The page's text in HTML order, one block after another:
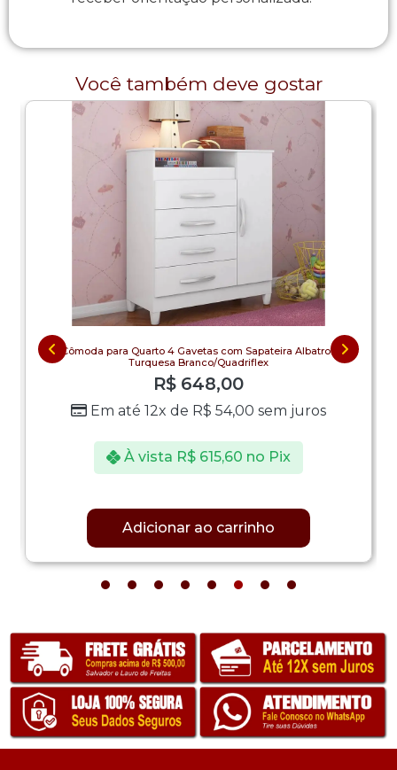
Você também deve gostar
Cômoda para Quarto 4 Gavetas com Sapateira Albatroz
Turquesa Branco/Quadriflex
R$ 648,00
Em até 12x de R$ 54,00 sem juros
À vista R$ 615,60 no Pix
Adicionar ao carrinho